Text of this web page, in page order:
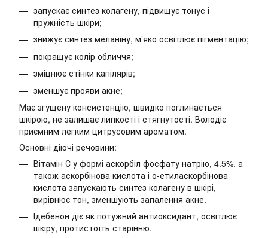
запускає синтез колагену, підвищує тонус і
пружність шкіри;
знижує синтез меланіну, м’яко освітлює пігментацію;
покращує колір обличчя;
зміцнює стінки капілярів;
зменшує прояви акне;
Має згущену консистенцію, швидко поглинається
шкірою, не залишає липкості і стягнутості. Володіє
приємним легким цитрусовим ароматом.
Основні діючі речовини:
Вітамін С у формі аскорбіл фосфату натрію, 4.5%. а
також аскорбінова кислота і о-етиласкорбінова
кислота запускають синтез колагену в шкірі,
вирівнює тон, зменшують запалення акне.
Ідебенон діє як потужний антиоксидант, освітлює
шкіру, протистоїть старінню.